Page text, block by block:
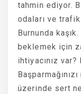
tahmin ediyor.
odaları ve trafik
Burnunda
beklemek için
ihtiyacınız
üzerinde sert